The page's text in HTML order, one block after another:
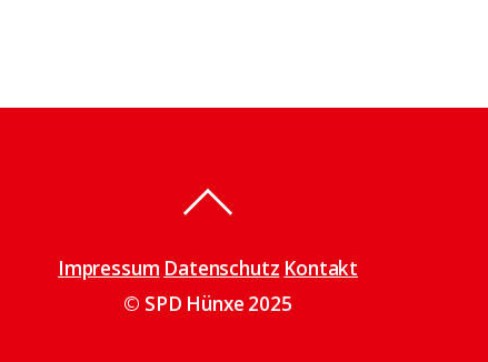
Impressum Datenschutz Kontakt
© SPD Hünxe 2025